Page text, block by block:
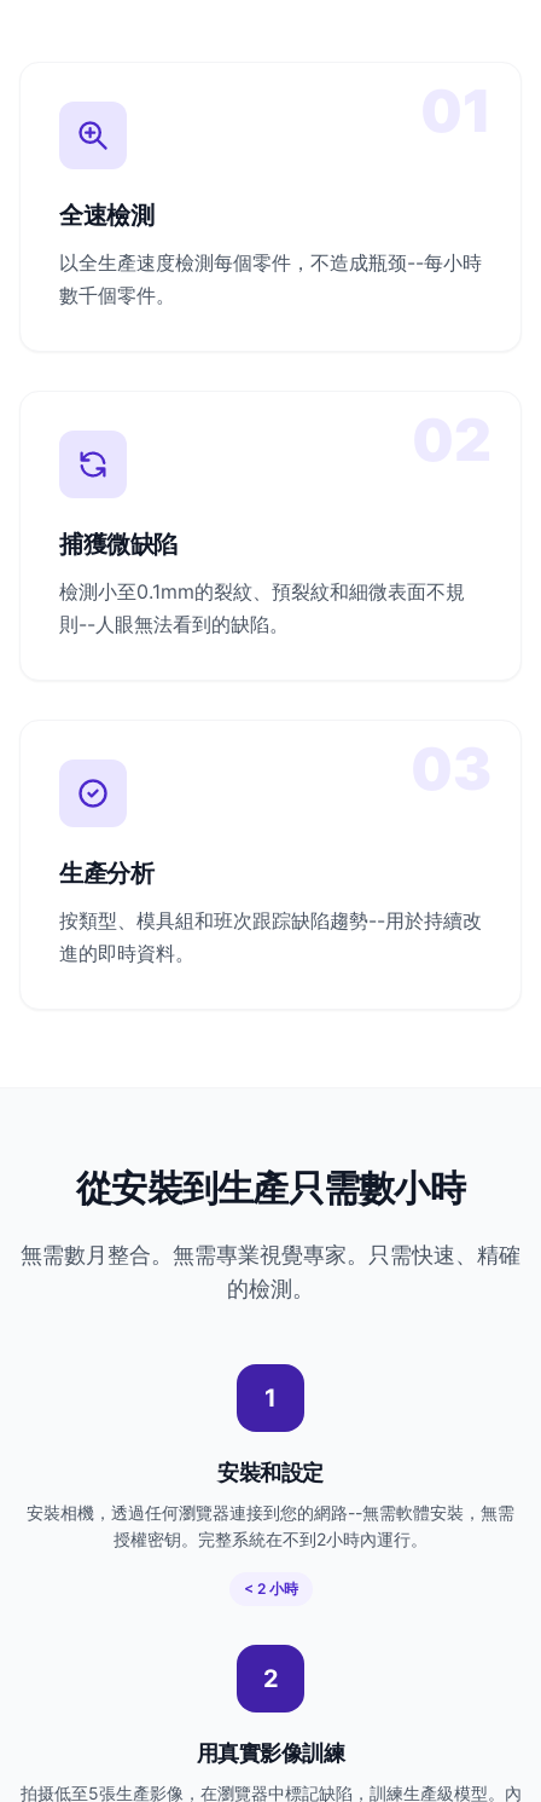
全速檢測
以全生產速度檢測每個零件，不造成瓶颈--每小時
數千個零件。
捕獲微缺陷
檢測小至0.1mm的裂紋、預裂紋和細微表面不規
則--人眼無法看到的缺陷。
生產分析
按類型、模具組和班次跟踪缺陷趨勢--用於持續改
進的即時資料。
從安裝到生產只需數小時
無需數月整合。無需專業視覺專家。只需快速、精確
的檢測。
1
安裝和設定
安裝相機，透過任何瀏覽器連接到您的網路--無需軟體安裝，無需
授權密钥。完整系統在不到2小時內運行。
< 2 小時
2
用真實影像訓練
拍摄低至5張生產影像，在瀏覽器中標記缺陷，訓練生產級模型。內